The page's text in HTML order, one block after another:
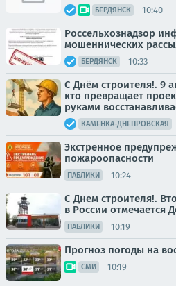
БЕРДЯНСК 10:40
Россельхознадзор
мошеннических
БЕРДЯНСК 10:33
С Днём строителя!. 9
кто превращает
руками
КАМЕНКА-ДНЕПРОВСКАЯ
Экстренное
пожароопасности
ПАБЛИКИ 10:24
С Днем строителя!.
в России отмечается
ПАБЛИКИ 10:19
Прогноз погоды на
СМИ 10:19